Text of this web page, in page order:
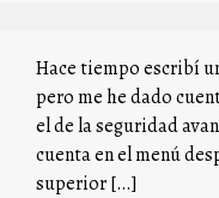
Hace tiempo escribí
pero me he dado
el de la seguridad
cuenta en el menú
superior […]